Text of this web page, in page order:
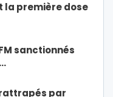
la première dose
sanctionnés
par